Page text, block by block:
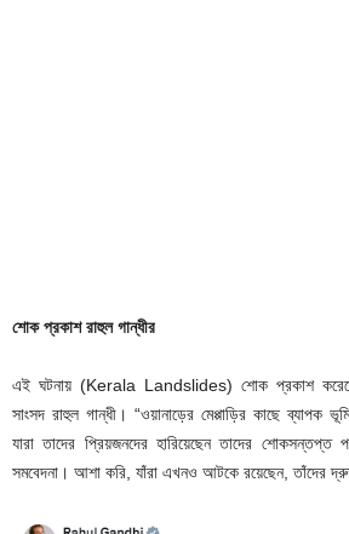
শোক প্রকাশ রাহুল গান্ধীর
এই ঘটনায় (Kerala Landslides) শোক প্রকাশ
সাংসদ রাহুল গান্ধী। “ওয়ানাড়ের মেপ্পাড়ির কাছে ব্যাপক
যারা তাদের প্রিয়জনদের হারিয়েছেন তাদের
সমবেদনা। আশা করি, যাঁরা এখনও আটকে রয়েছেন, তাঁদের